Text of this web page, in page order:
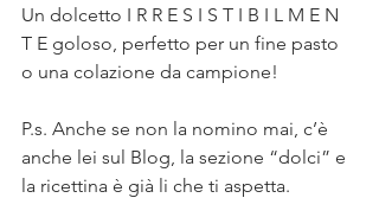
Un dolcetto I R R E S I S T I B I L M E N
T E goloso, perfetto per un fine pasto
o una colazione da campione!⠀
P.s. Anche se non la nomino mai, c’è
anche lei sul Blog, la sezione “dolci” e
la ricettina è già li che ti aspetta.⠀